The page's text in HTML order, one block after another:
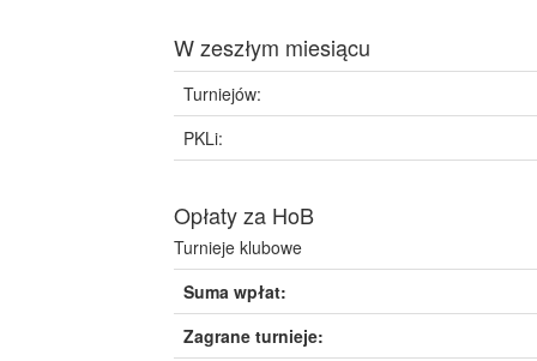
W zeszłym miesiącu
Turniejów:
PKLi:
Opłaty za HoB
Turnieje klubowe
Suma wpłat:
Zagrane turnieje: